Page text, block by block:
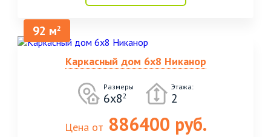
92 м2
Каркасный дом 6х8 Никанор
Размеры
6х82
Этажа:
2
Цена от 886400 руб.